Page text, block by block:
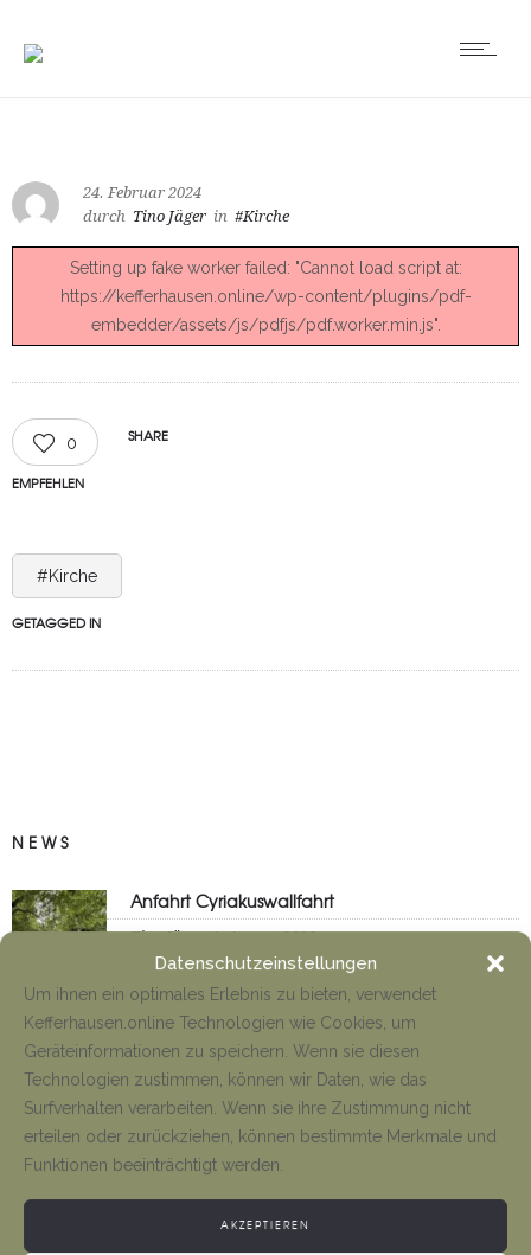
Datenschutzeinstellungen
Um ihnen ein optimales Erlebnis zu bieten, verwendet
Kefferhausen.online Technologien wie Cookies, um
Geräteinformationen zu speichern. Wenn sie diesen
Technologien zustimmen, können wir Daten, wie das
Surfverhalten verarbeiten. Wenn sie ihre Zustimmung nicht
erteilen oder zurückziehen, können bestimmte Merkmale und
Funktionen beeinträchtigt werden.
AKZEPTIEREN
24. Februar 2024
durch Tino Jäger in #Kirche
Setting up fake worker failed: "Cannot load script at:
https://kefferhausen.online/wp-content/plugins/pdf-
embedder/assets/js/pdfjs/pdf.worker.min.js".
0
EMPFEHLEN
SHARE
#Kirche
GETAGGED IN
NEWS
Anfahrt Cyriakuswallfahrt
Tino Jäger 1. August 2026
Neueröffnung Gaststätte
Gottesdienste und Vermeldungen
Tino Jäger 1. August 2026